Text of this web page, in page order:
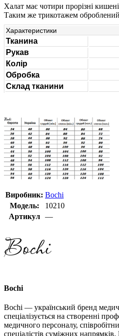
Халат має чотири прорізні
Таким же трикотажем
Характеристики
Тканина
Рукав
Колір
Обробка
Склад тканини
Виробник: Bochi
Модель:
10210
Артикул
—
Bochi
Bochi — український бренд
спеціалізується на створенні
медичного персоналу,
спеціалістів суміжних